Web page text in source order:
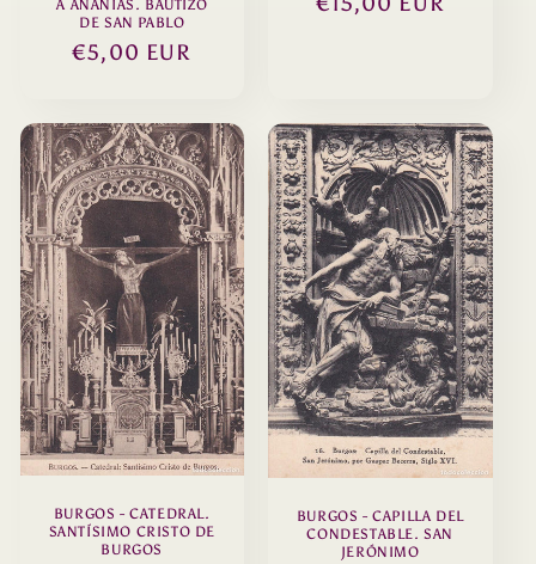
A ANANÍAS. BAUTIZO
DE SAN PABLO
Precio
€5,00 EUR
BURGOS - CATEDRAL.
SANTÍSIMO CRISTO DE
BURGOS
BURGOS - CAPILLA DEL
CONDESTABLE. SAN
JERÓNIMO